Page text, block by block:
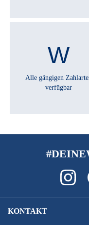
SATTEL :
SATTELSTÜTZE :
Alle gängigen
verfügbar
KONTAKT